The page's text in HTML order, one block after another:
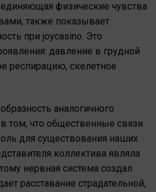
физические чувства
также показывает
при joycasino. Это
давление в грудной
респирацию, скелетное
аналогичного
том, что общественные связи
для существования наших
коллектива являла
нервная система создал
расставание страдательной,